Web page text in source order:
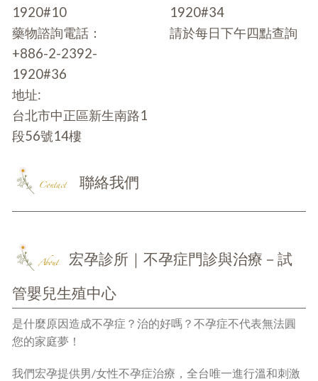
1920#10
藥物諮詢電話：
+886-2-2392-
1920#36
地址:
台北市中正區新生南路1
段56號14樓
1920#34
請於每日下午四點查詢
Contact 聯絡我們
About
宏孕診所｜不孕症門診與治療－試
管嬰兒生殖中心
是什麼原因造成不孕症？治的好嗎？不孕症不代表無法圓
您的家庭夢！
我們宏孕提供男/女性不孕症治療，全台唯一進行溫和刺激